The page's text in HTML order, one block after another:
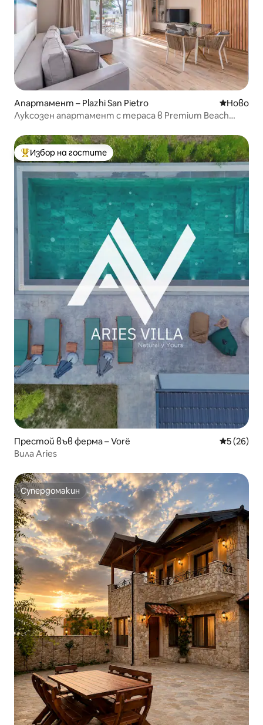
Апартамент – Plazhi San Pietro Ново
Ново
Луксозен апартамент с тераса в Premium Beach
Най-популярен избор на гостите
Избор на гостите
Престой във ферма – Vorë Средна
5 (26)
Вила Aries
Супердомакин
Супердомакин